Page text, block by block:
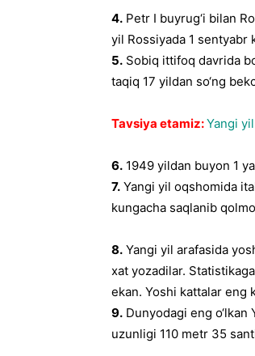
4. Petr I buyrug‘i bilan
yil Rossiyada 1 sentyabr
5. Sobiq ittifoq davrida
taqiq 17 yildan so‘ng
Tavsiya etamiz:Yangi
6. 1949 yildan buyon 1
7. Yangi yil oqshomida
kungacha saqlanib
8. Yangi yil arafasida
xat yozadilar.
ekan. Yoshi kattalar eng
9. Dunyodagi eng
uzunligi 110 metr 35